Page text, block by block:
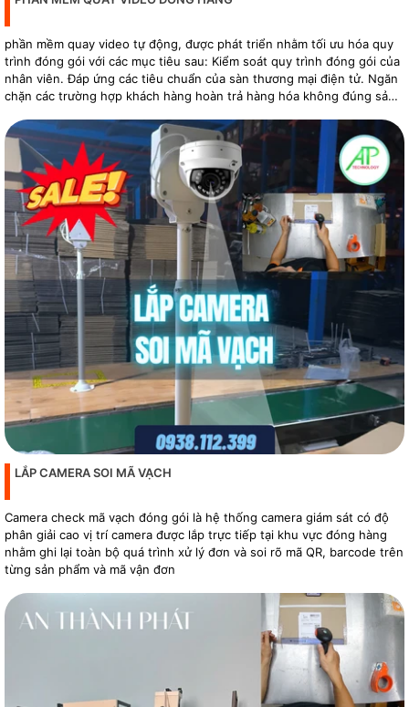
phần mềm quay video tự động, được phát triển nhằm tối ưu hóa quy
trình đóng gói với các mục tiêu sau: Kiểm soát quy trình đóng gói của
nhân viên. Đáp ứng các tiêu chuẩn của sàn thương mại điện tử. Ngăn
chặn các trường hợp khách hàng hoàn trả hàng hóa không đúng sản
LẮP CAMERA SOI MÃ VẠCH
Camera check mã vạch đóng gói là hệ thống camera giám sát có độ
phân giải cao vị trí camera được lắp trực tiếp tại khu vực đóng hàng
nhằm ghi lại toàn bộ quá trình xử lý đơn và soi rõ mã QR, barcode trên
từng sản phẩm và mã vận đơn